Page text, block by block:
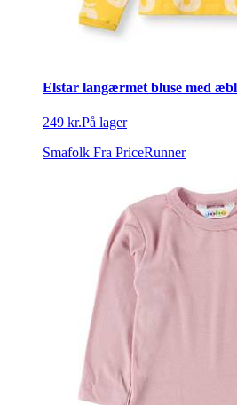
Elstar langærmet bluse med
249 kr.På lager
Smafolk Fra PriceRunner